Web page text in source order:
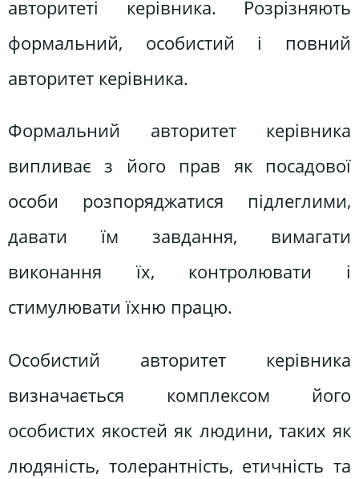
авторитеті керівника. Розрізняють
формальний, особистий і повний
авторитет керівника.
Формальний авторитет керівника
випливає з його прав як посадової
особи розпоряджатися підлеглими,
давати їм завдання, вимагати
виконання їх, контролювати і
стимулювати їхню працю.
Особистий авторитет керівника
визначається комплексом його
особистих якостей як людини, таких як
людяність, толерантність, етичність та